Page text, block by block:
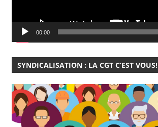
00:00
SYNDICALISATION : LA CGT C’EST VOUS!